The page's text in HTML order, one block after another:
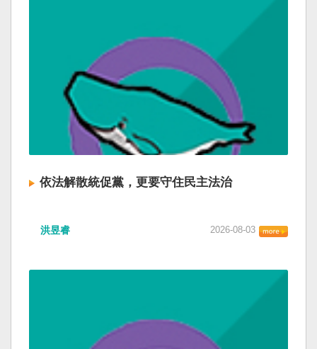
依法解散統促黨，更要守住民主法治
洪昱睿 2026-08-03